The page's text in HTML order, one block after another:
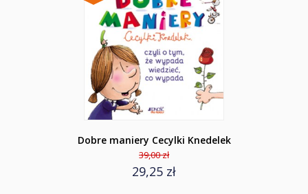
Dobre maniery Cecylki Knedelek
39,00 zł
29,25 zł